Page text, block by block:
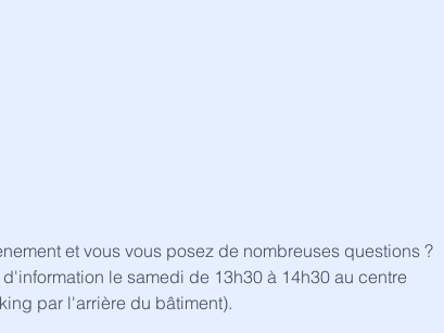
et vous vous posez de nombreuses questions ?
le samedi de 13h30 à 14h30 au centre
par l'arrière du bâtiment).